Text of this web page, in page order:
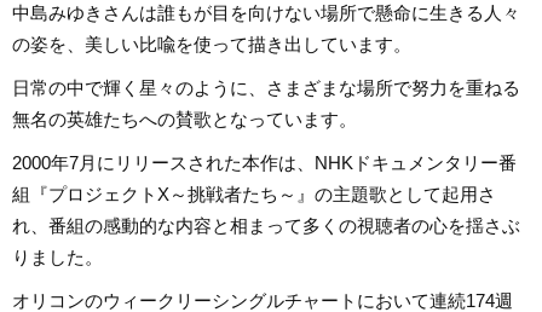
中島みゆきさんは誰もが目を向けない場所で懸命に生きる人々
の姿を、美しい比喩を使って描き出しています。
日常の中で輝く星々のように、さまざまな場所で努力を重ねる
無名の英雄たちへの賛歌となっています。
2000年7月にリリースされた本作は、NHKドキュメンタリー番
組『プロジェクトX～挑戦者たち～』の主題歌として起用さ
れ、番組の感動的な内容と相まって多くの視聴者の心を揺さぶ
りました。
オリコンのウィークリーシングルチャートにおいて連続174週